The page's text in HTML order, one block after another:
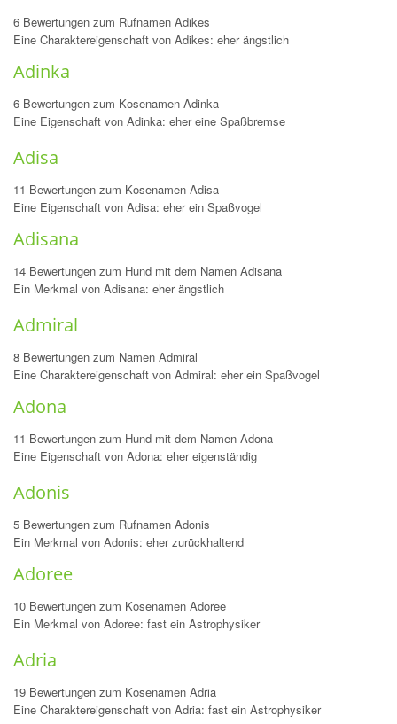
6 Bewertungen zum Rufnamen Adikes
Eine Charaktereigenschaft von Adikes: eher ängstlich
Adinka
6 Bewertungen zum Kosenamen Adinka
Eine Eigenschaft von Adinka: eher eine Spaßbremse
Adisa
11 Bewertungen zum Kosenamen Adisa
Eine Eigenschaft von Adisa: eher ein Spaßvogel
Adisana
14 Bewertungen zum Hund mit dem Namen Adisana
Ein Merkmal von Adisana: eher ängstlich
Admiral
8 Bewertungen zum Namen Admiral
Eine Charaktereigenschaft von Admiral: eher ein Spaßvogel
Adona
11 Bewertungen zum Hund mit dem Namen Adona
Eine Eigenschaft von Adona: eher eigenständig
Adonis
5 Bewertungen zum Rufnamen Adonis
Ein Merkmal von Adonis: eher zurückhaltend
Adoree
10 Bewertungen zum Kosenamen Adoree
Ein Merkmal von Adoree: fast ein Astrophysiker
Adria
19 Bewertungen zum Kosenamen Adria
Eine Charaktereigenschaft von Adria: fast ein Astrophysiker